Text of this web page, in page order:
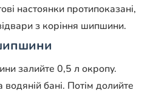
настоянки протипоказані,
з коріння шипшини.
залийте 0,5 л окропу.
водяній бані. Потім долийте